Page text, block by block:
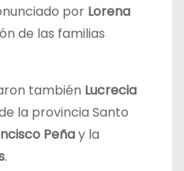
por Lorena
de las familias
también Lucrecia
la provincia Santo
Peñay la
.